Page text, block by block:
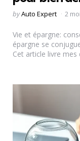
Posted
byAuto Expert 2
Vie et épargne:
épargne se
Cet article livre mes